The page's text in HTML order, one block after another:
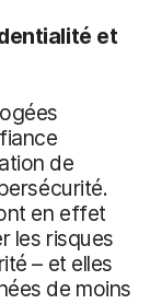
et
de
en effet
les risques
– et elles
de moins